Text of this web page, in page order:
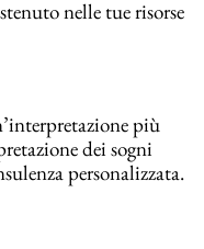
nelle tue risorse
più
dei sogni
personalizzata.